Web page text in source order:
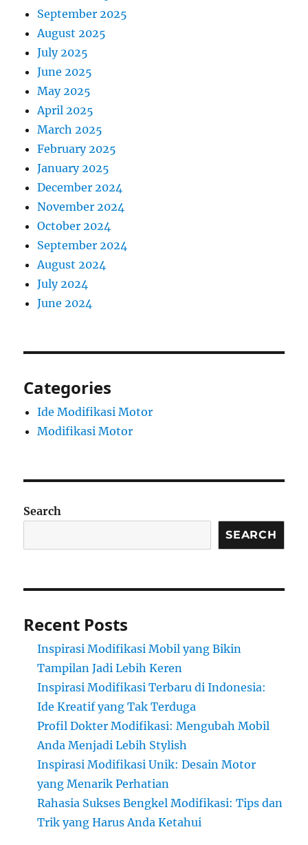
September 2025
August 2025
July 2025
June 2025
May 2025
April 2025
March 2025
February 2025
January 2025
December 2024
November 2024
October 2024
September 2024
August 2024
July 2024
June 2024
Categories
Ide Modifikasi Motor
Modifikasi Motor
Search
SEARCH
Recent Posts
Inspirasi Modifikasi Mobil yang Bikin
Tampilan Jadi Lebih Keren
Inspirasi Modifikasi Terbaru di Indonesia:
Ide Kreatif yang Tak Terduga
Profil Dokter Modifikasi: Mengubah Mobil
Anda Menjadi Lebih Stylish
Inspirasi Modifikasi Unik: Desain Motor
yang Menarik Perhatian
Rahasia Sukses Bengkel Modifikasi: Tips dan
Trik yang Harus Anda Ketahui